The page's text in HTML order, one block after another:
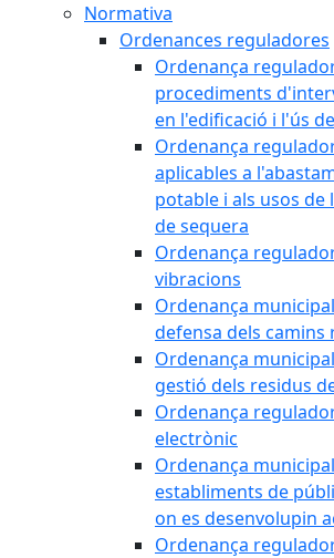
Normativa
Ordenances reguladores
Ordenança
procediments
en l'edificació i l'ús
Ordenança
aplicables a
potable i als usos de
de sequera
Ordenança
vibracions
Ordenança
defensa dels camins
Ordenança
gestió dels residus
Ordenança
electrònic
Ordenança
establiments de
on es desenvolupin
Ordenança